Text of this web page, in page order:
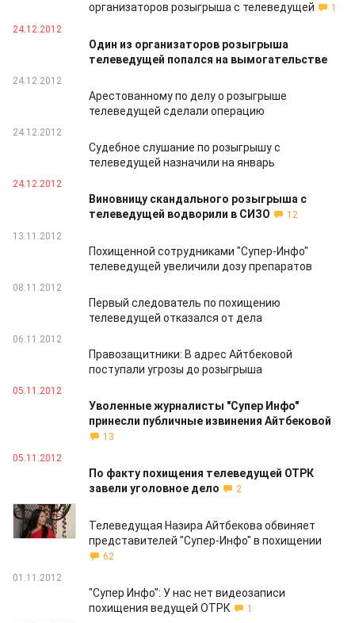
организаторов розыгрыша с телеведущей
1
24.12.2012
Один из организаторов розыгрыша
телеведущей попался на вымогательстве
24.12.2012
Арестованному по делу о розыгрыше
телеведущей сделали операцию
24.12.2012
Судебное слушание по розыгрышу с
телеведущей назначили на январь
24.12.2012
Виновницу скандального розыгрыша с
телеведущей водворили в СИЗО
12
13.11.2012
Похищенной сотрудниками "Супер-Инфо"
телеведущей увеличили дозу препаратов
08.11.2012
Первый следователь по похищению
телеведущей отказался от дела
06.11.2012
Правозащитники: В адрес Айтбековой
поступали угрозы до розыгрыша
05.11.2012
Уволенные журналисты "Супер Инфо"
принесли публичные извинения Айтбековой
13
05.11.2012
По факту похищения телеведущей ОТРК
завели уголовное дело
2
02.11.2012
Телеведущая Назира Айтбекова обвиняет
представителей "Супер-Инфо" в похищении
62
01.11.2012
"Супер Инфо": У нас нет видеозаписи
похищения ведущей ОТРК
1